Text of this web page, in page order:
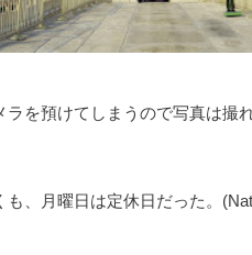
を預けてしまうので写真は撮れ
も、月曜日は定休日だった。